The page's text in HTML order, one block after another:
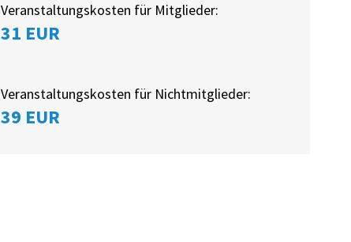
Veranstaltungskosten für Mitglieder:
31 EUR
Veranstaltungskosten für Nichtmitglieder:
39 EUR